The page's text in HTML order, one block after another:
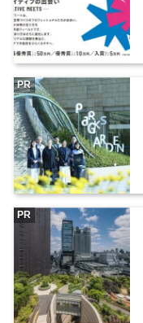
PR
PR